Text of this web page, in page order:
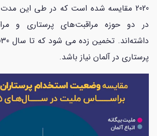
2020 مقایسه شده است که در طی این
در دو حوزه مراقبت‌های پرستاری و
پرستاری در آلمان نیاز باشد.